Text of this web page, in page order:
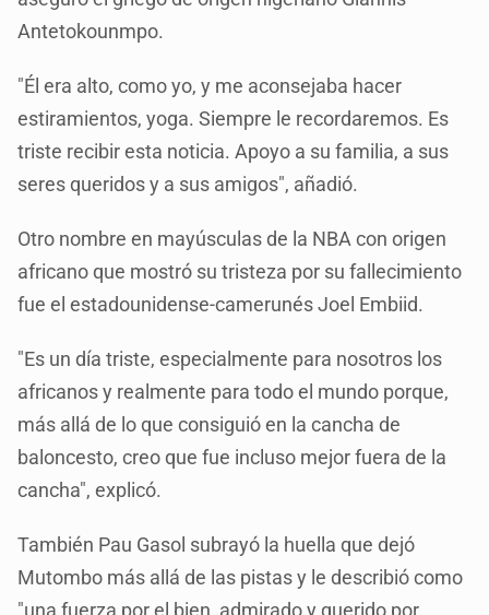
Antetokounmpo.
"Él era alto, como yo, y me aconsejaba hacer
estiramientos, yoga. Siempre le recordaremos. Es
triste recibir esta noticia. Apoyo a su familia, a sus
seres queridos y a sus amigos", añadió.
Otro nombre en mayúsculas de la NBA con origen
africano que mostró su tristeza por su fallecimiento
fue el estadounidense-camerunés Joel Embiid.
"Es un día triste, especialmente para nosotros los
africanos y realmente para todo el mundo porque,
más allá de lo que consiguió en la cancha de
baloncesto, creo que fue incluso mejor fuera de la
cancha", explicó.
También Pau Gasol subrayó la huella que dejó
Mutombo más allá de las pistas y le describió como